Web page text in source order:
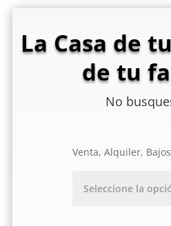
La Casa de
de tu
No
Venta, Alquiler,